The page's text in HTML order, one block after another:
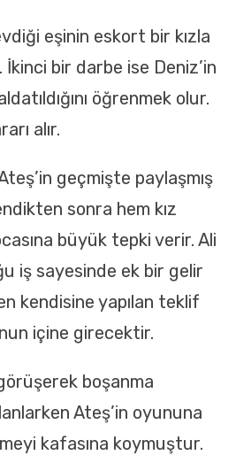
eşinin eskort bir kızla
İkinci bir darbe ise Deniz’in
öğrenmek olur.
alır.
geçmişte paylaşmış
sonra hem kız
büyük tepki verir. Ali
iş sayesinde ek bir gelir
kendisine yapılan teklif
içine girecektir.
boşanma
Ateş’in oyununa
kafasına koymuştur.